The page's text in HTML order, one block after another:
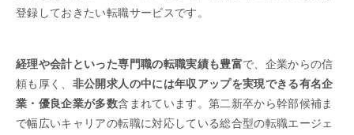
登録しておきたい転職サービスです。
経理や会計といった専門職の転職実績も豊富で、企業からの信
頼も厚く、 非公開求人の中には年収アップを実現できる有名企
業・優良企業が多数含まれています。第二新卒から幹部候補ま
で幅広いキャリアの転職に対応している総合型の転職エージェ